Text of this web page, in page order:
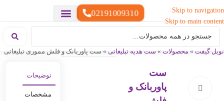
Skip to navigation
Skip to main content
02191009310
نوبل گیفت » محصولات » ست هدیه تبلیغاتی » ست پاوربانک و فلش مموری تبلیغاتی
بزرگنمایی تصویر
ست
پاوربانک و
توضیحات
مشخصات